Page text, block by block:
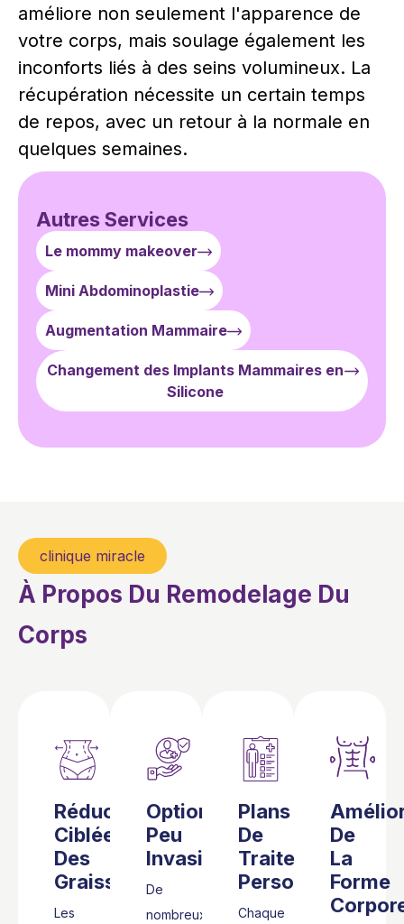
améliore non seulement l'apparence de
votre corps, mais soulage également les
inconforts liés à des seins volumineux. La
récupération nécessite un certain temps
de repos, avec un retour à la normale en
quelques semaines.
Autres Services
Le mommy makeover
Mini Abdominoplastie
Augmentation Mammaire
Changement des Implants Mammaires en
Silicone
clinique miracle
À Propos Du Remodelage Du
Corps
Réduction
Ciblée
Des
Graisses
Les
Options
Peu
Invasives
De
nombreux
Plans
De
Traitement
Personnalisés
Chaque
De
La
Forme